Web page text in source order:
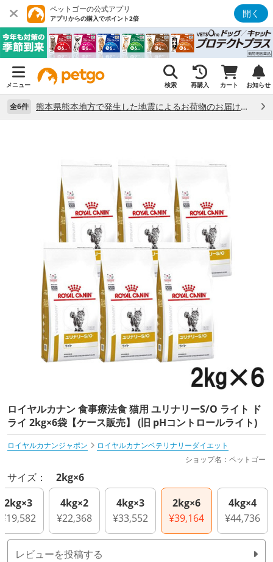
ペットゴーの公式アプリ
アプリからの購入でポイント2倍 開く
メニュー 検索 再購入 カート お知らせ
全6件 熊本県熊本地方で発生した地震によるお荷物のお届け状況について （7/28）
ロイヤルカナン 食事療法食 猫用 ユリナリーS/O ライト ド
ライ 2kg×6袋【ケース販売】 (旧 pHコントロールライト)
ロイヤルカナンジャポン
ロイヤルカナンベテリナリーダイエット
ショップ名：ペットゴー
サイズ： 2kg×6
2kg×3
¥19,582
4kg×2
¥22,368
4kg×3
¥33,552
2kg×6
¥39,164
4kg×4
¥44,736
レビューを投稿する